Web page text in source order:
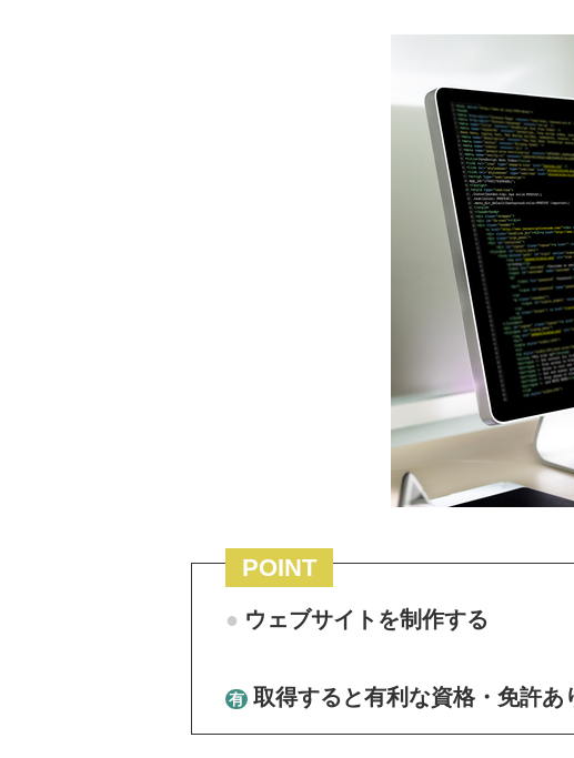
POINT
ウェブサイトを制作する
取得すると有利な資格・免許あ